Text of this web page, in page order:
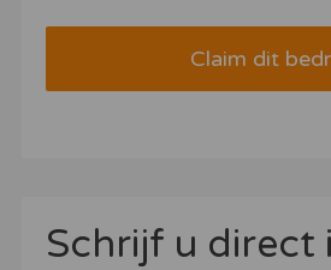
Claim dit
Schrijf u direct